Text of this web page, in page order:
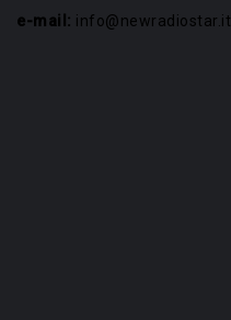
e-mail: info@newradiostar.it